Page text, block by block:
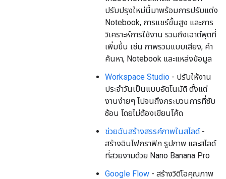
ปรับปรุงใหม่นี้มาพร้อมการปรับแต่ง
Notebook, การแชร์ขั้นสูง และการ
วิเคราะห์การใช้งาน รวมถึงเอาต์พุตที่
เพิ่มขึ้น เช่น ภาพรวมแบบเสียง, คำ
ค้นหา, Notebook และแหล่งข้อมูล
Workspace Studio - ปรับให้งาน
ประจำวันเป็นแบบอัตโนมัติ ตั้งแต่
งานง่ายๆ ไปจนถึงกระบวนการที่ซับ
ซ้อน โดยไม่ต้องเขียนโค้ด
ช่วยฉันสร้างสรรค์ภาพในสไลด์-
สร้างอินโฟกราฟิก รูปภาพ และสไลด์
ที่สวยงามด้วย Nano Banana Pro
Google Flow - สร้างวิดีโอคุณภาพ